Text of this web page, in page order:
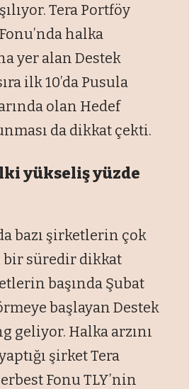
Tera Portföy
halka
yer alan Destek
ilk 10’da Pusula
olan Hedef
da dikkat çekti.
yükseliş yüzde
bazı şirketlerin çok
süredir dikkat
başında Şubat
başlayan Destek
geliyor. Halka arzını
şirket Tera
Fonu TLY’nin